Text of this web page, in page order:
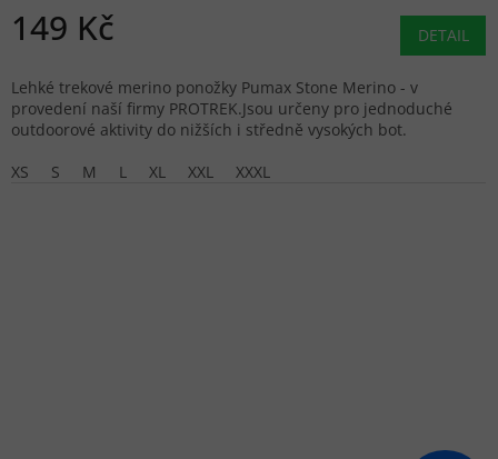
149 Kč DETAIL
Lehké trekové merino ponožky Pumax Stone Merino - v
provedení naší firmy PROTREK.Jsou určeny pro jednoduché
outdoorové aktivity do nižších i středně vysokých bot.
XS
S M L XL XXL XXXL